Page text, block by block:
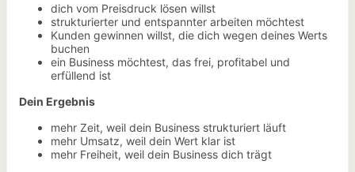
dich vom Preisdruck lösen willst
strukturierter und entspannter arbeiten möchtest
Kunden gewinnen willst, die dich wegen deines Werts
buchen
ein Business möchtest, das frei, profitabel und
erfüllend ist
Dein Ergebnis
mehr Zeit, weil dein Business strukturiert läuft
mehr Umsatz, weil dein Wert klar ist
mehr Freiheit, weil dein Business dich trägt